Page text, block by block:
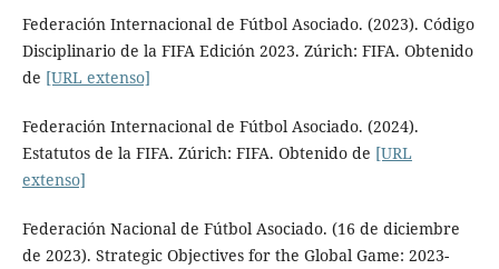
Federación Internacional de Fútbol Asociado. (2023). Código
Disciplinario de la FIFA Edición 2023. Zúrich: FIFA. Obtenido
de [URL extenso]
Federación Internacional de Fútbol Asociado. (2024).
Estatutos de la FIFA. Zúrich: FIFA. Obtenido de [URL
extenso]
Federación Nacional de Fútbol Asociado. (16 de diciembre
de 2023). Strategic Objectives for the Global Game: 2023-